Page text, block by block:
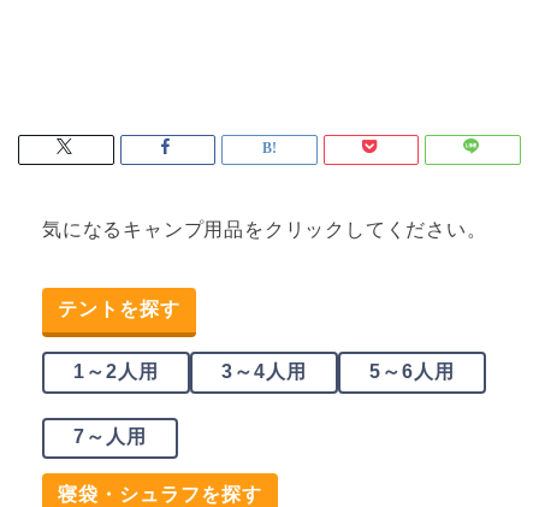
気になるキャンプ用品をクリックしてください。
テントを探す
1～2人用 3～4人用 5～6人用
7～人用
寝袋・シュラフを探す